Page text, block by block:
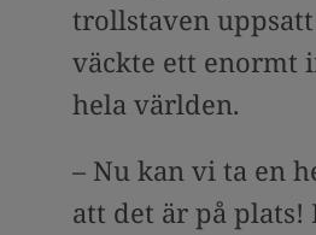
trollstaven
väckte ett enormt
hela världen.
– Nu kan vi ta en
att det är på plats!